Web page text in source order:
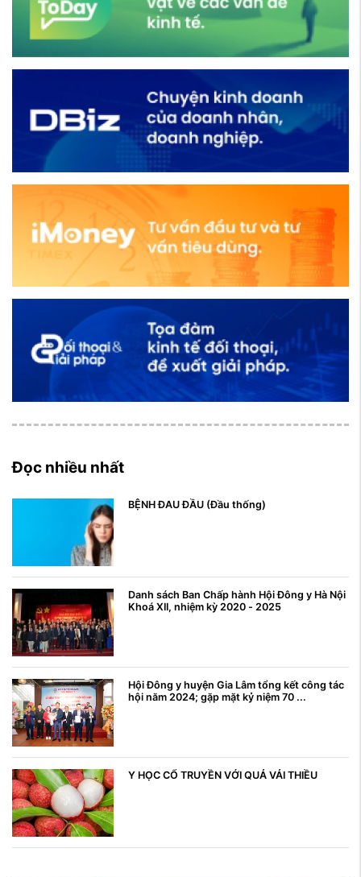
Đọc nhiều nhất
BỆNH ĐAU ĐẦU (Đầu thống)
Danh sách Ban Chấp hành Hội Đông y Hà Nội
Khoá XII, nhiệm kỳ 2020 - 2025
Hội Đông y huyện Gia Lâm tổng kết công tác
hội năm 2024; gặp mặt kỷ niệm 70 ...
Y HỌC CỔ TRUYỀN VỚI QUẢ VẢI THIỀU